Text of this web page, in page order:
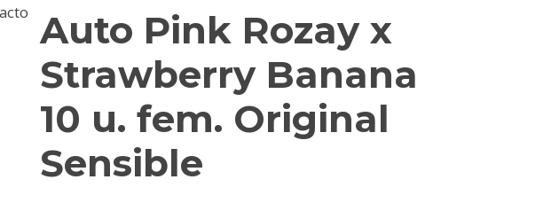
Auto Pink Rozay x
Strawberry Banana
10 u. fem. Original
Sensible